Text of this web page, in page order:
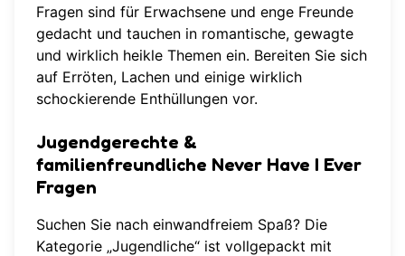
Fragen sind für Erwachsene und enge Freunde
gedacht und tauchen in romantische, gewagte
und wirklich heikle Themen ein. Bereiten Sie sich
auf Erröten, Lachen und einige wirklich
schockierende Enthüllungen vor.
Jugendgerechte &
familienfreundliche Never Have I Ever
Fragen
Suchen Sie nach einwandfreiem Spaß? Die
Kategorie „Jugendliche“ ist vollgepackt mit